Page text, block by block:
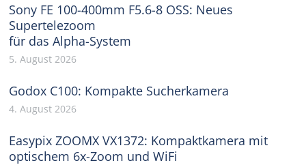
Sony FE 100-400mm F5.6-8 OSS: Neues
Supertelezoom
für das Alpha-System
5. August 2026
Godox C100: Kompakte Sucherkamera
4. August 2026
Easypix ZOOMX VX1372: Kompaktkamera mit
optischem 6x-Zoom und WiFi